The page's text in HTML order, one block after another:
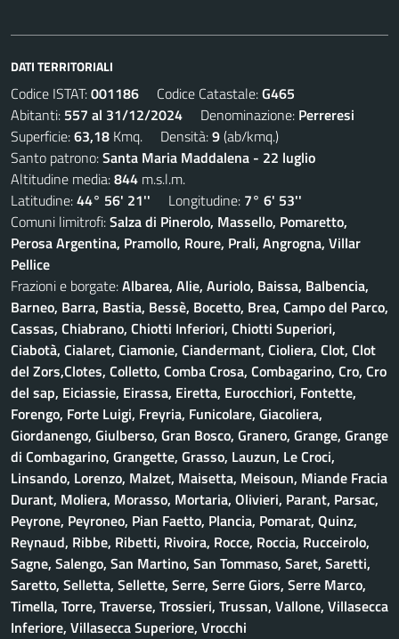
DATI TERRITORIALI
Codice ISTAT:001186 Codice Catastale:G465
Abitanti: 557 al 31/12/2024 Denominazione: Perreresi
Superficie:63,18 Kmq. Densità:9(ab/kmq.)
Santo patrono:Santa Maria Maddalena - 22 luglio
Altitudine media:844 m.s.l.m.
Latitudine:44° 56' 21'' Longitudine: 7° 6' 53''
Comuni limitrofi:Salza di Pinerolo, Massello, Pomaretto,
Perosa Argentina, Pramollo, Roure, Prali, Angrogna, Villar
Pellice
Frazioni e borgate:Albarea, Alie, Auriolo, Baissa, Balbencia,
Barneo, Barra, Bastia, Bessè, Bocetto, Brea, Campo del Parco,
Cassas, Chiabrano, Chiotti Inferiori, Chiotti Superiori,
Ciabotà, Cialaret, Ciamonie, Ciandermant, Cioliera, Clot, Clot
del Zors,Clotes, Colletto, Comba Crosa, Combagarino, Cro, Cro
del sap, Eiciassie, Eirassa, Eiretta, Eurocchiori, Fontette,
Forengo, Forte Luigi, Freyria, Funicolare, Giacoliera,
Giordanengo, Giulberso, Gran Bosco, Granero, Grange, Grange
di Combagarino, Grangette, Grasso, Lauzun, Le Croci,
Linsando, Lorenzo, Malzet, Maisetta, Meisoun, Miande Fracia
Durant, Moliera, Morasso, Mortaria, Olivieri, Parant, Parsac,
Peyrone, Peyroneo, Pian Faetto, Plancia, Pomarat, Quinz,
Reynaud, Ribbe, Ribetti, Rivoira, Rocce, Roccia, Rucceirolo,
Sagne, Salengo, San Martino, San Tommaso, Saret, Saretti,
Saretto, Selletta, Sellette, Serre, Serre Giors, Serre Marco,
Timella, Torre, Traverse, Trossieri, Trussan, Vallone, Villasecca
Inferiore, Villasecca Superiore, Vrocchi